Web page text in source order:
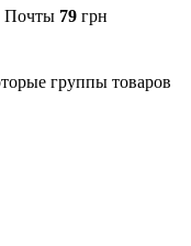
Почты 79 грн
группы товаров